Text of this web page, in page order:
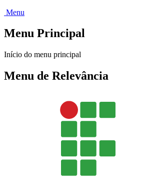
Menu
Menu Principal
Início do menu principal
Menu de Relevância